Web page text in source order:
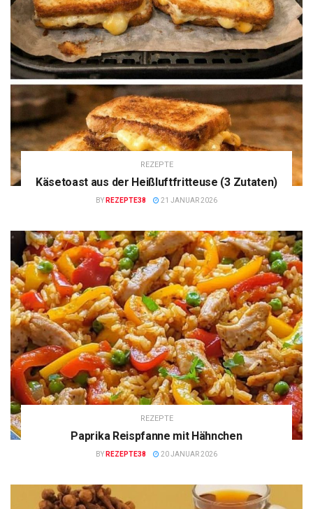
REZEPTE
Käsetoast aus der Heißluftfritteuse (3 Zutaten)
BY REZEPTE38 21 JANUAR 2026
REZEPTE
Paprika Reispfanne mit Hähnchen
BY REZEPTE38 20 JANUAR 2026